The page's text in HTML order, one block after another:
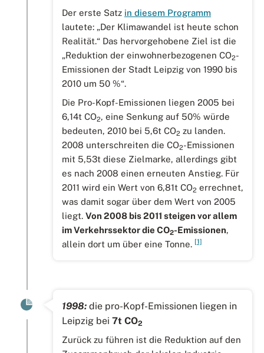
Der erste Satz in diesem Programm
lautete: „Der Klimawandel ist heute schon
Realität.“ Das hervorgehobene Ziel ist die
„Reduktion der einwohnerbezogenen CO2-
Emissionen der Stadt Leipzig von 1990 bis
2010 um 50 %“.
Die Pro-Kopf-Emissionen liegen 2005 bei
6,14t CO2, eine Senkung auf 50% würde
bedeuten, 2010 bei 5,6t CO2 zu landen.
2008 unterschreiten die CO2-Emissionen
mit 5,53t diese Zielmarke, allerdings gibt
es nach 2008 einen erneuten Anstieg. Für
2011 wird ein Wert von 6,81t CO2 errechnet,
was damit sogar über dem Wert von 2005
liegt. Von 2008 bis 2011 steigen vor allem
im Verkehrssektor die CO2-Emissionen,
allein dort um über eine Tonne. [1]
1998: die pro-Kopf-Emissionen liegen in
Leipzig bei 7t CO2
Zurück zu führen ist die Reduktion auf den